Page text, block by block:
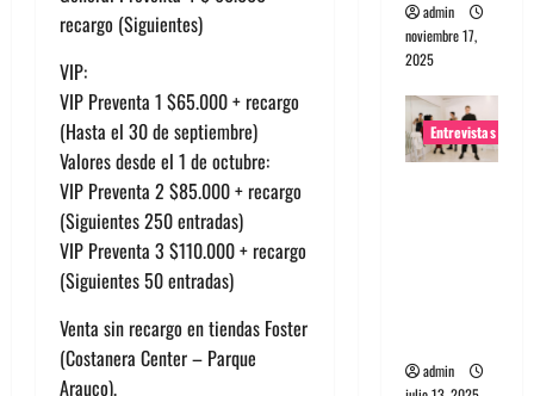
recargo (Siguientes)
VIP:
VIP Preventa 1 $65.000 + recargo
(Hasta el 30 de septiembre)
Valores desde el 1 de octubre:
VIP Preventa 2 $85.000 + recargo
(Siguientes 250 entradas)
VIP Preventa 3 $110.000 + recargo
(Siguientes 50 entradas)
Venta sin recargo en tiendas Foster
(Costanera Center – Parque
Arauco).
admin
noviembre 17,
2025
Entrevistas
admin